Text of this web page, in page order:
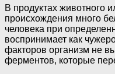
В продуктах животного
происхождения много
человека при
воспринимает как
факторов организм не
ферментов, которые